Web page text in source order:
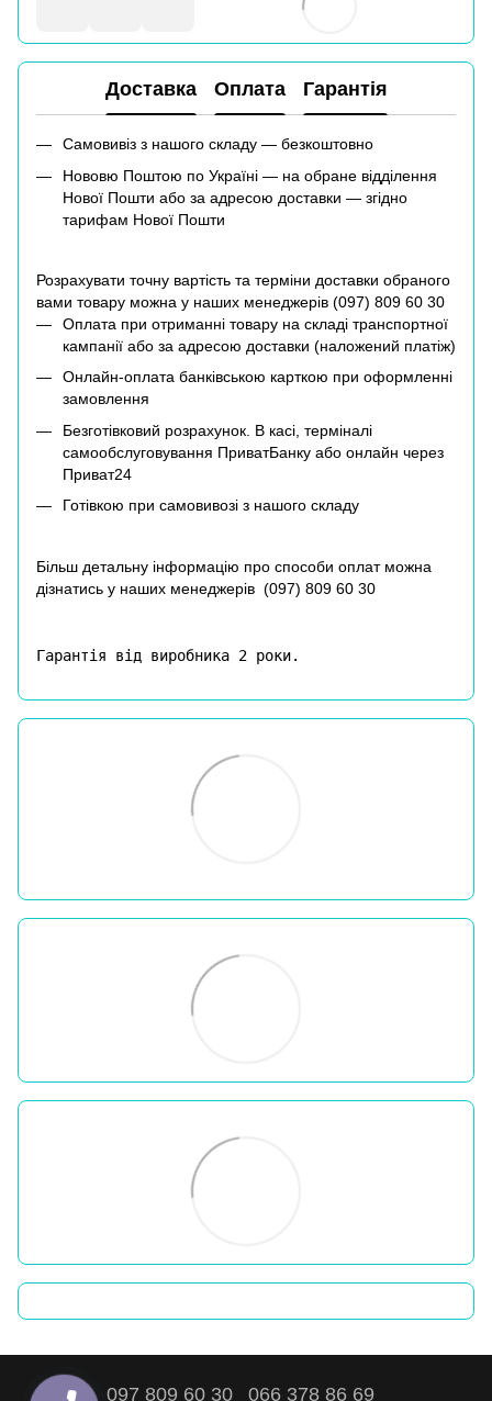
Доставка Оплата Гарантія
Самовивіз з нашого складу — безкоштовно
Нововю Поштою по Україні — на обране відділення
Нової Пошти або за адресою доставки — згідно
тарифам Нової Пошти
Розрахувати точну вартість та терміни доставки обраного
вами товару можна у наших менеджерів (097) 809 60 30
Оплата при отриманні товару на складі транспортної
кампанії або за адресою доставки (наложений платіж)
Онлайн-оплата банківською карткою при оформленні
замовлення
Безготівковий розрахунок. В касі, терміналі
самообслуговування ПриватБанку або онлайн через
Приват24
Готівкою при самовивозі з нашого складу
Більш детальну інформацію про способи оплат можна
дізнатись у наших менеджерів (097) 809 60 30
Гарантія від виробника 2 роки.
097 809 60 30 066 378 86 69